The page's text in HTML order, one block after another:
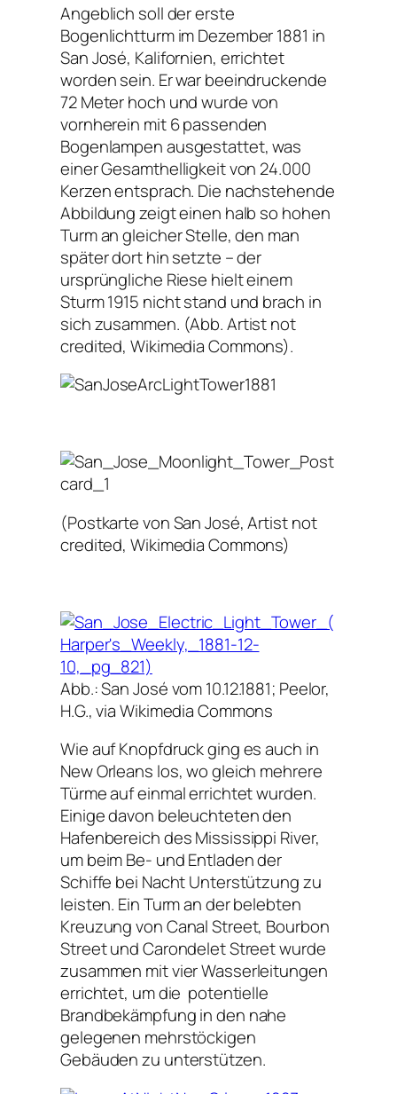
Angeblich soll der erste
Bogenlichtturm im Dezember 1881 in
San José, Kalifornien, errichtet
worden sein. Er war beeindruckende
72 Meter hoch und wurde von
vornherein mit 6 passenden
Bogenlampen ausgestattet, was
einer Gesamthelligkeit von 24.000
Kerzen entsprach. Die nachstehende
Abbildung zeigt einen halb so hohen
Turm an gleicher Stelle, den man
später dort hin setzte – der
ursprüngliche Riese hielt einem
Sturm 1915 nicht stand und brach in
sich zusammen. (Abb. Artist not
credited, Wikimedia Commons).
(Postkarte von San José, Artist not
credited, Wikimedia Commons)
Abb.: San José vom 10.12.1881; Peelor,
H.G., via Wikimedia Commons
Wie auf Knopfdruck ging es auch in
New Orleans los, wo gleich mehrere
Türme auf einmal errichtet wurden.
Einige davon beleuchteten den
Hafenbereich des Mississippi River,
um beim Be- und Entladen der
Schiffe bei Nacht Unterstützung zu
leisten. Ein Turm an der belebten
Kreuzung von Canal Street, Bourbon
Street und Carondelet Street wurde
zusammen mit vier Wasserleitungen
errichtet, um die potentielle
Brandbekämpfung in den nahe
gelegenen mehrstöckigen
Gebäuden zu unterstützen.